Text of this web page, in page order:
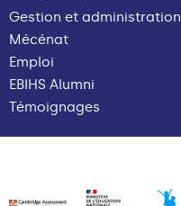
Gestion et administration
Mécénat
Emploi
EBIHS Alumni
Témoignages